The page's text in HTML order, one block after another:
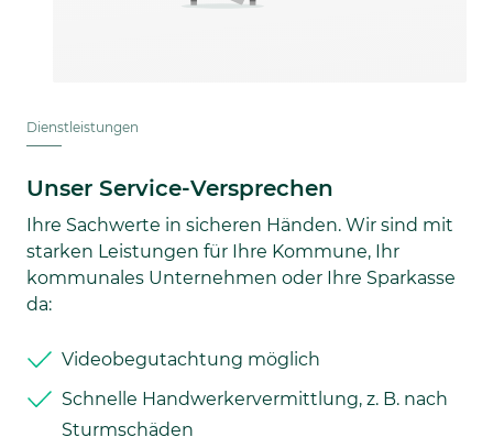
Dienstleistungen
Unser Service-Versprechen
Ihre Sachwerte in sicheren Händen. Wir sind mit
starken Leistungen für Ihre Kommune, Ihr
kommunales Unternehmen oder Ihre Sparkasse
da:
Videobegutachtung möglich
Schnelle Handwerkervermittlung, z. B. nach
Sturmschäden